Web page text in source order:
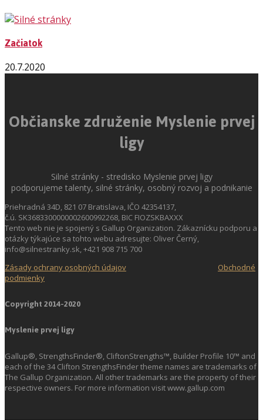
Začiatok
20.7.2020
Občianske združenie Myslenie prvej
ligy
Silné stránky - stredisko Myslenie prvej ligy
podporujeme talenty, silné stránky, osobný rozvoj a podnikanie
Priehradná 34D, 821 07 Bratislava, IČO 42354137,
č.ú. SK3683300000002600992268, BIC FIOZSKBAXXX
Tento web nie je spojený s Gallup Organization. Zákaznícku podporu a
otázky týkajúce sa tohto webu adresujte: Oliver Černý,
info@silnestranky.sk, +421 908 715 700
Zásady ochrany osobných údajov
Obchodné
podmienky
Copyright 2014-2020
Myslenie prvej ligy
Gallup®, StrengthsFinder®, CliftonStrengths™, Builder Profile 10™ and
each of the 34 Clifton StrengthsFinder theme names are trademarks of
The Gallup Organization. All other trademarks are the property of their
respective owners. For more information visit www.gallup.com